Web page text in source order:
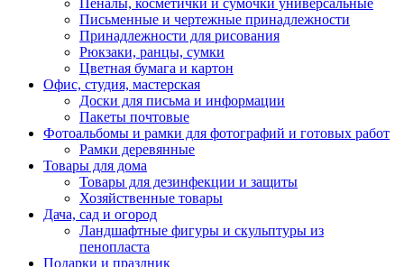
Пеналы, косметички и сумочки универсальные
Письменные и чертежные принадлежности
Принадлежности для рисования
Рюкзаки, ранцы, сумки
Цветная бумага и картон
Офис, студия, мастерская
Доски для письма и информации
Пакеты почтовые
Фотоальбомы и рамки для фотографий и готовых работ
Рамки деревянные
Товары для дома
Товары для дезинфекции и защиты
Хозяйственные товары
Дача, сад и огород
Ландшафтные фигуры и скульптуры из
пенопласта
Подарки и праздник